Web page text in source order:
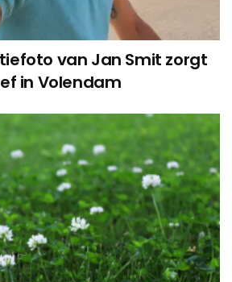
van Jan Smit zorgt
in Volendam